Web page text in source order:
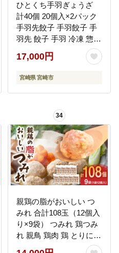
ひとくち手羽ぎょうざ
計40個 20個入×2パック
手羽先餃子 手羽餃子 手
羽先 餃子 手羽 冷凍 惣菜
おかず お弁当
17,000円
宮崎県 宮崎市
34
親鶏の脂がおいしい つ
みれ 合計108玉（12個入
り×9袋） つみれ 鶏つみ
れ 親鳥 鶏肉 鶏 とりにく
粗挽き ミンチ 国産 柚子